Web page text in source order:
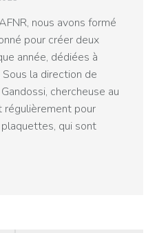
nous avons formé
pour créer deux
année, dédiées à
Sous la direction de
chercheuse au
régulièrement pour
qui sont